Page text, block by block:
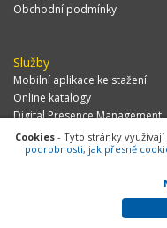
Obchodní podmínky
Služby
Mobilní aplikace ke stažení
Online katalogy
Digital Presence Management
Více zákazníků
© 2026 MEDIATEL CZ,
+420 771 270
Cookies - Tyto stránky
podrobnosti, jak přesně